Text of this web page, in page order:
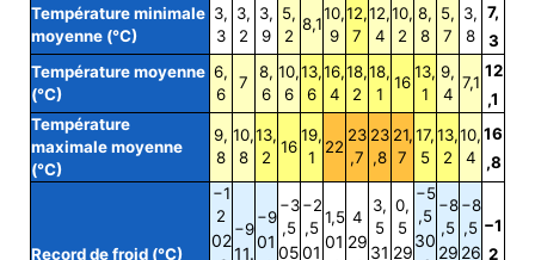
Température minimale
moyenne (°C)
3,
3
3,
2
3,
9
5,
2
8,1
10,
9
12,
7
12,
4
10,
2
8,
8
5,
7
3,
8
7,
3
Température moyenne
(°C)
6,
6
7
8,
6
10,
6
13,
6
16,
4
18,
2
18,
1
16
13,
1
9,
4
7,1
12
,1
Température
maximale moyenne
(°C)
9,
8
10,
8
13,
2
16
19,
1
22
23
,7
23
,8
21,
7
17,
5
13,
2
10,
4
16
,8
Record de froid (°C)
−1
2
02
−9
11.
−9
01
−3
,5
05
−2
,5
01
1,5
01
4
29
3,
5
31
0,
5
29
−5
,5
30
−8
,5
29
−8
,5
26
−1
2